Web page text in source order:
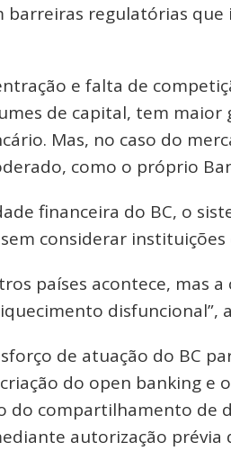
barreiras regulatórias
e falta de
de capital, tem maior
Mas, no caso do
como o próprio
financeira do BC, o
considerar
países acontece, mas
disfuncional”,
de atuação do BC
do open banking e
do compartilhamento de
autorização prévia